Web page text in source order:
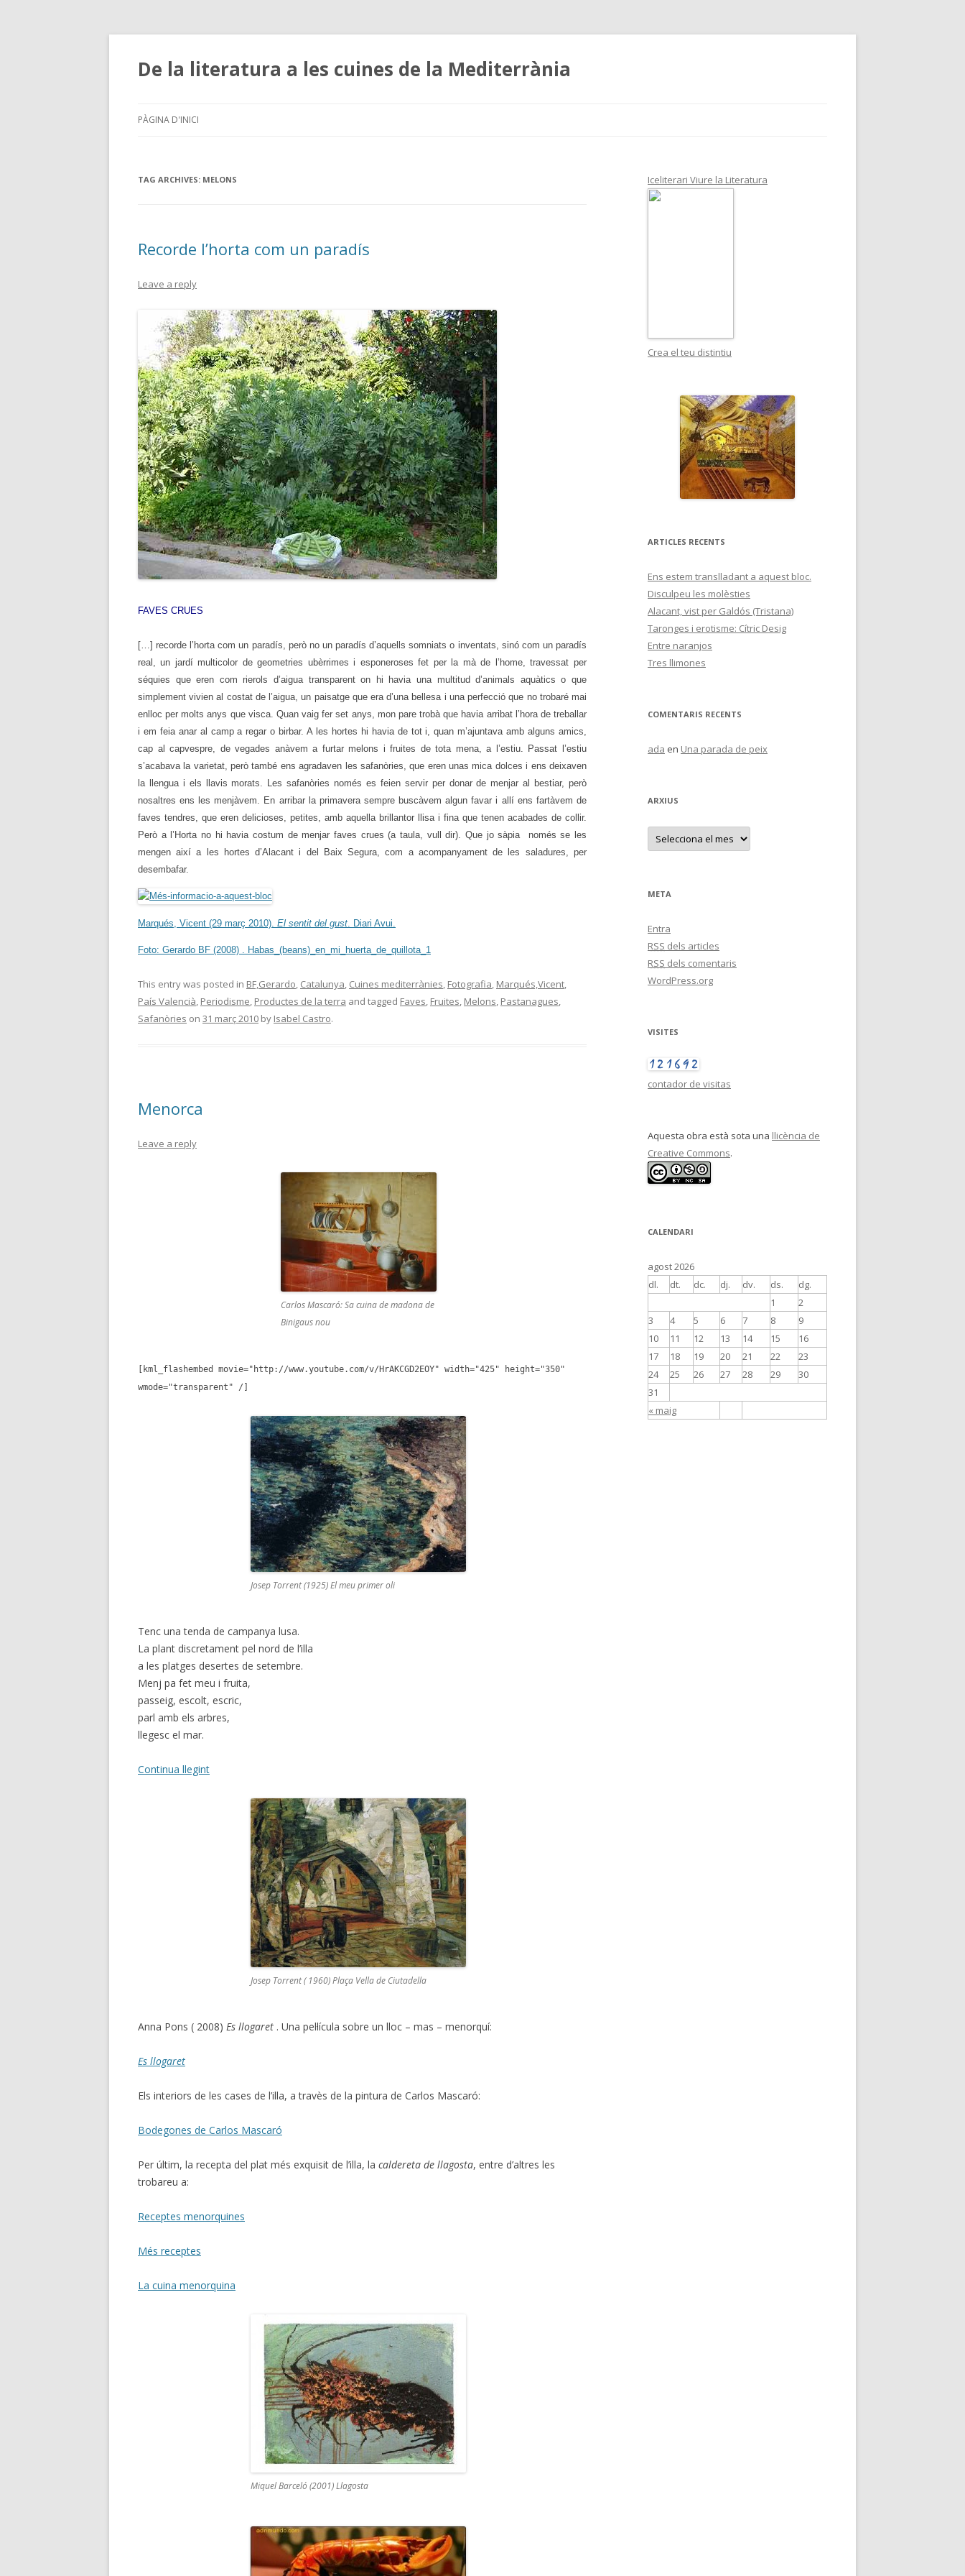
De la literatura a les cuines de la Mediterrània
PÀGINA D'INICI
TAG ARCHIVES: MELONS
Recorde l’horta com un paradís
Leave a reply
FAVES CRUES
[…] recorde l’horta com un paradís, però no un paradís d’aquells somniats o inventats, sinó com un paradís
real, un jardí multicolor de geometries ubèrrimes i esponeroses fet per la mà de l’home, travessat per
séquies que eren com rierols d’aigua transparent on hi havia una multitud d’animals aquàtics o que
simplement vivien al costat de l’aigua, un paisatge que era d’una bellesa i una perfecció que no trobaré mai
enlloc per molts anys que visca. Quan vaig fer set anys, mon pare trobà que havia arribat l’hora de treballar
i em feia anar al camp a regar o birbar. A les hortes hi havia de tot i, quan m’ajuntava amb alguns amics,
cap al capvespre, de vegades anàvem a furtar melons i fruites de tota mena, a l’estiu. Passat l’estiu
s’acabava la varietat, però també ens agradaven les safanòries, que eren unas mica dolces i ens deixaven
la llengua i els llavis morats. Les safanòries només es feien servir per donar de menjar al bestiar, però
nosaltres ens les menjàvem. En arribar la primavera sempre buscàvem algun favar i allí ens fartàvem de
faves tendres, que eren delicioses, petites, amb aquella brillantor llisa i fina que tenen acabades de collir.
Però a l’Horta no hi havia costum de menjar faves crues (a taula, vull dir). Que jo sàpia
només se les
mengen així a les hortes d’Alacant i del Baix Segura, com a acompanyament de les saladures, per
desembafar.
Marqués, Vicent (29 març 2010). El sentit del gust . Diari Avui.
Foto: Gerardo BF (2008) . Habas_(beans)_en_mi_huerta_de_quillota_1
This entry was posted in BF,Gerardo, Catalunya, Cuines mediterrànies, Fotografia, Marqués,Vicent,
País Valencià, Periodisme, Productes de la terra and tagged Faves, Fruites, Melons, Pastanagues,
Safanòries on 31 març 2010 by Isabel Castro.
Menorca
Leave a reply
Carlos Mascaró: Sa cuina de madona de
Binigaus nou
[kml_flashembed movie="http://www.youtube.com/v/HrAKCGD2EOY" width="425" height="350"
wmode="transparent" /]
Josep Torrent (1925) El meu primer oli
Tenc una tenda de campanya lusa.
La plant discretament pel nord de l’illa
a les platges desertes de setembre.
Menj pa fet meu i fruita,
passeig, escolt, escric,
parl amb els arbres,
llegesc el mar.
Continua llegint
Josep Torrent ( 1960) Plaça Vella de Ciutadella
Anna Pons ( 2008) Es llogaret . Una pel·lícula sobre un lloc – mas – menorquí:
Es llogaret
Els interiors de les cases de l’illa, a travès de la pintura de Carlos Mascaró:
Bodegones de Carlos Mascaró
Per últim, la recepta del plat més exquisit de l’illa, la caldereta de llagosta, entre d’altres les
trobareu a:
Receptes menorquines
Més receptes
La cuina menorquina
Miquel Barceló (2001) Llagosta
Iceliterari Viure la Literatura
Crea el teu distintiu
ARTICLES RECENTS
Ens estem translladant a aquest bloc.
Disculpeu les molèsties
Alacant, vist per Galdós (Tristana)
Taronges i erotisme: Cítric Desig
Entre naranjos
Tres llimones
COMENTARIS RECENTS
ada en Una parada de peix
ARXIUS
A
x
META
Entra
RSS dels articles
RSS dels comentaris
WordPress.org
VISITES
contador de visitas
Aquesta obra està sota una llicència de
Creative Commons.
CALENDARI
agost 2026
dl.
dt. dc. dj. dv. ds. dg.
« maig
1
2
3
4 5 6 7 8
9
10
11 12 13 14 15
16
17
18 19 20 21 22
23
24
25 26 27 28 29
30
31